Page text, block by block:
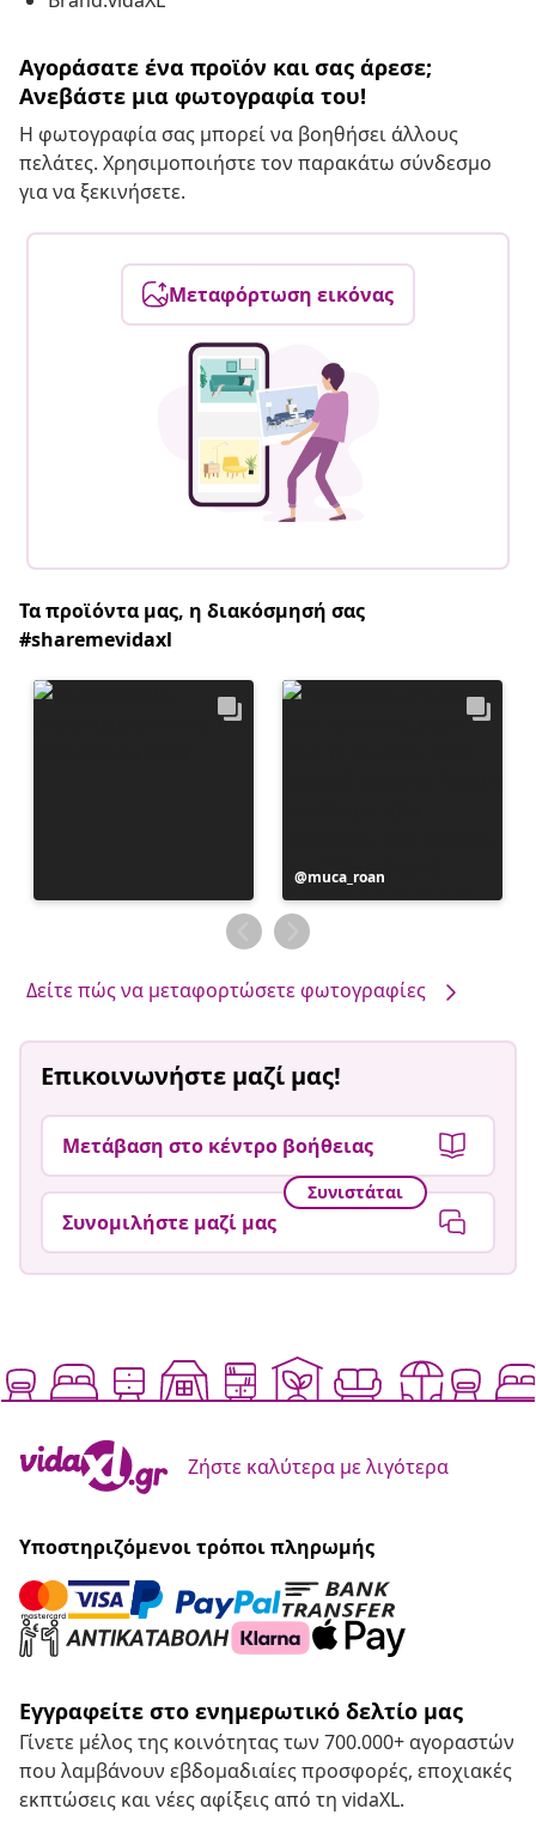
Αγοράσατε ένα προϊόν και σας άρεσε;
Ανεβάστε μια φωτογραφία του!
Η φωτογραφία σας μπορεί να βοηθήσει άλλους
πελάτες. Χρησιμοποιήστε τον παρακάτω σύνδεσμο
για να ξεκινήσετε.
Μεταφόρτωση εικόνας
Τα προϊόντα μας, η διακόσμησή σας
#sharemevidaxl
Η
ανάρτηση
δημοσιεύθηκε
από
muca_roan
Δείτε πώς να μεταφορτώσετε φωτογραφίες
Επικοινωνήστε μαζί μας!
Μετάβαση στο κέντρο βοήθειας
Συνιστάται
Συνομιλήστε μαζί μας
Ζήστε καλύτερα με λιγότερα
Υποστηριζόμενοι τρόποι πληρωμής
Εγγραφείτε στο ενημερωτικό δελτίο μας
Γίνετε μέλος της κοινότητας των 700.000+ αγοραστών
που λαμβάνουν εβδομαδιαίες προσφορές, εποχιακές
εκπτώσεις και νέες αφίξεις από τη vidaXL.